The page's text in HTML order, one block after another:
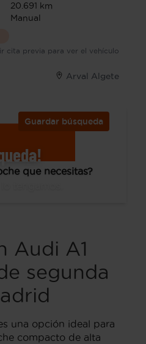
20.691 km
Manual
cita previa para ver el vehículo
Arval Algete
Guardar búsqueda
que necesitas?
Audi A1
segunda
una opción ideal para
compacto de alta